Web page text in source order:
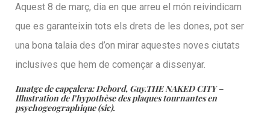
Aquest 8 de març, dia en que arreu el món reivindicam
que es garanteixin tots els drets de les dones, pot ser
una bona talaia des d’on mirar aquestes noves ciutats
inclusives que hem de començar a dissenyar.
Imatge de capçalera: Debord, Guy.THE NAKED CITY –
Illustration de l’hypothèse des plaques tournantes en
psychogeographique (sic).